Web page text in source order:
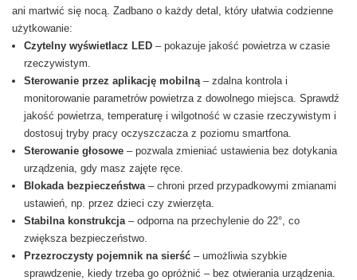
ani martwić się nocą. Zadbano o każdy detal, który ułatwia codzienne
użytkowanie:
Czytelny wyświetlacz LED – pokazuje jakość powietrza w czasie
rzeczywistym.
Sterowanie przez aplikację mobilną– zdalna kontrola i
monitorowanie parametrów powietrza z dowolnego miejsca. Sprawdź
jakość powietrza, temperaturę i wilgotność w czasie rzeczywistym i
dostosuj tryby pracy oczyszczacza z poziomu smartfona.
Sterowanie głosowe – pozwala zmieniać ustawienia bez dotykania
urządzenia, gdy masz zajęte ręce.
Blokada bezpieczeństwa – chroni przed przypadkowymi zmianami
ustawień, np. przez dzieci czy zwierzęta.
Stabilna konstrukcja– odporna na przechylenie do 22°, co
zwiększa bezpieczeństwo.
Przezroczysty pojemnik na sierść – umożliwia szybkie
sprawdzenie, kiedy trzeba go opróżnić – bez otwierania urządzenia.